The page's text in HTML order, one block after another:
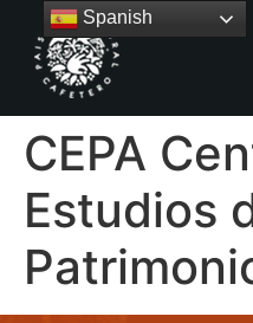
CEPA
Estudios
Spanish